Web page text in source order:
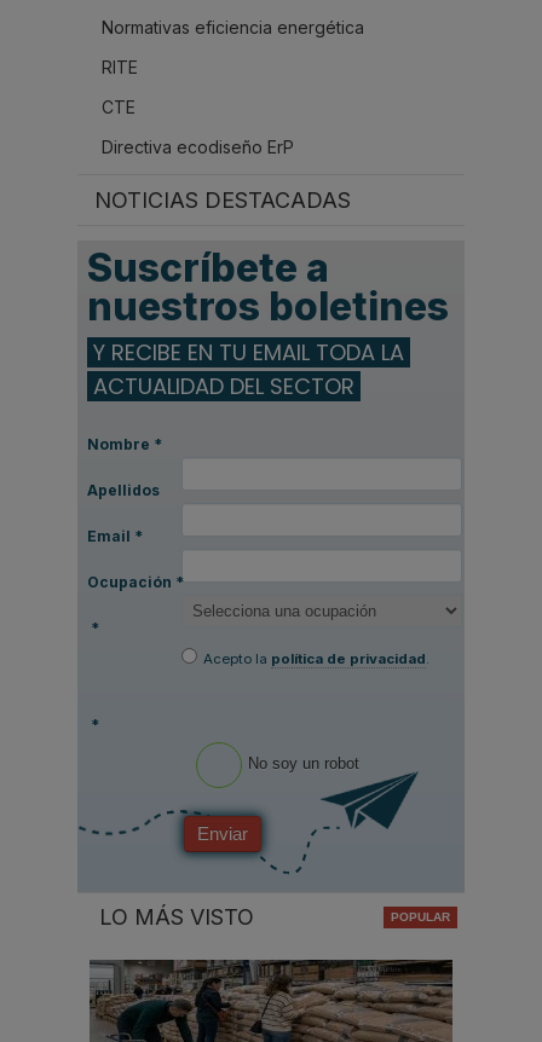
Normativas eficiencia energética
RITE
CTE
Directiva ecodiseño ErP
NOTICIAS DESTACADAS
Suscríbete a
nuestros boletines
Y RECIBE EN TU EMAIL TODA LA
ACTUALIDAD DEL SECTOR
Nombre *
Apellidos
Email *
Ocupación *
*
Acepto la política de privacidad.
*
No soy un robot
Enviar
LO MÁS VISTO